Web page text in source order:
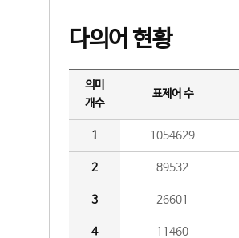
다의어 현황
의미
개수
표제어 수
1 1054629
2 89532
3 26601
4 11460